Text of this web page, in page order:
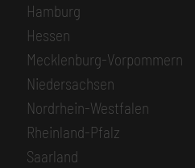
Hamburg
Hessen
Mecklenburg-Vorpommern
Niedersachsen
Nordrhein-Westfalen
Rheinland-Pfalz
Saarland